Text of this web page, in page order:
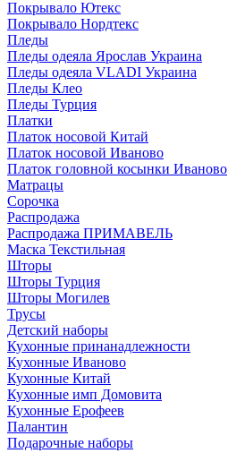
Покрывало Ютекс
Покрывало Нордтекс
Пледы
Пледы одеяла Ярослав Украина
Пледы одеяла VLADI Украина
Пледы Клео
Пледы Турция
Платки
Платок носовой Китай
Платок носовой Иваново
Платок головной косынки Иваново
Матрацы
Сорочка
Распродажа
Распродажа ПРИМАВЕЛЬ
Маска Текстильная
Шторы
Шторы Турция
Шторы Могилев
Трусы
Детский наборы
Кухонные принанадлежности
Кухонные Иваново
Кухонные Китай
Кухонные имп Домовита
Кухонные Ерофеев
Палантин
Подарочные наборы